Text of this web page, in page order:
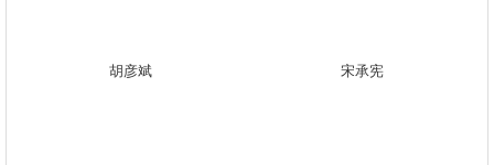
胡彦斌 宋承宪